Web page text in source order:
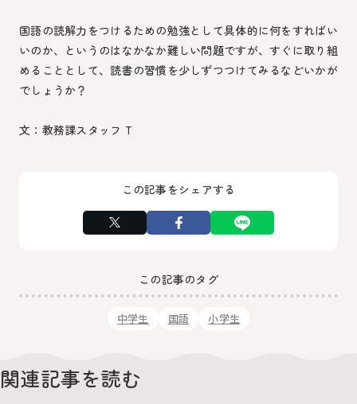
国語の読解力をつけるための勉強として具体的に何をすればい
いのか、というのはなかなか難しい問題ですが、すぐに取り組
めることとして、読書の習慣を少しずつつけてみるなどいかが
でしょうか？
文：教務課スタッフ T
この記事をシェアする
この記事のタグ
中学生 国語 小学生
関連記事を読む